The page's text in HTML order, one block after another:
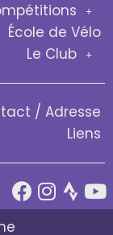
École de Vélo
Le Club
/ Adresse
Liens